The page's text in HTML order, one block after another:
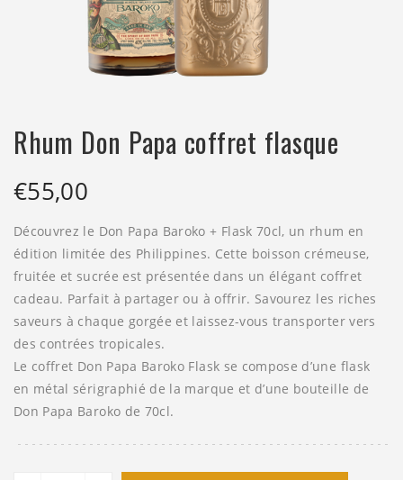
Rhum Don Papa coffret flasque
€55,00
Découvrez le Don Papa Baroko + Flask 70cl, un rhum en
édition limitée des Philippines. Cette boisson crémeuse,
fruitée et sucrée est présentée dans un élégant coffret
cadeau. Parfait à partager ou à offrir. Savourez les riches
saveurs à chaque gorgée et laissez-vous transporter vers
des contrées tropicales.
Le coffret Don Papa Baroko Flask se compose d’une flask
en métal sérigraphié de la marque et d’une bouteille de
Don Papa Baroko de 70cl.